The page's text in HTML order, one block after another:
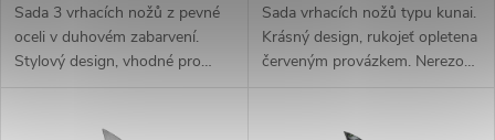
Sada 3 vrhacích nožů z pevné
oceli v duhovém zabarvení.
Stylový design, vhodné pro
Sada vrhacích nožů typu kunai.
Krásný design, rukojeť opletena
červeným provázkem. Nerezová